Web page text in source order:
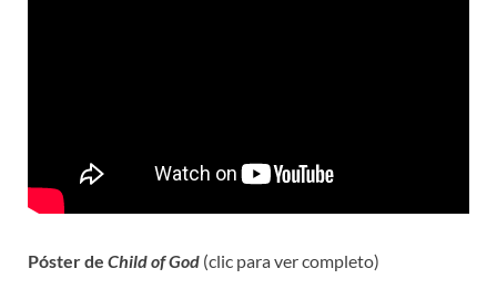
Póster de Child of God (clic para ver completo)